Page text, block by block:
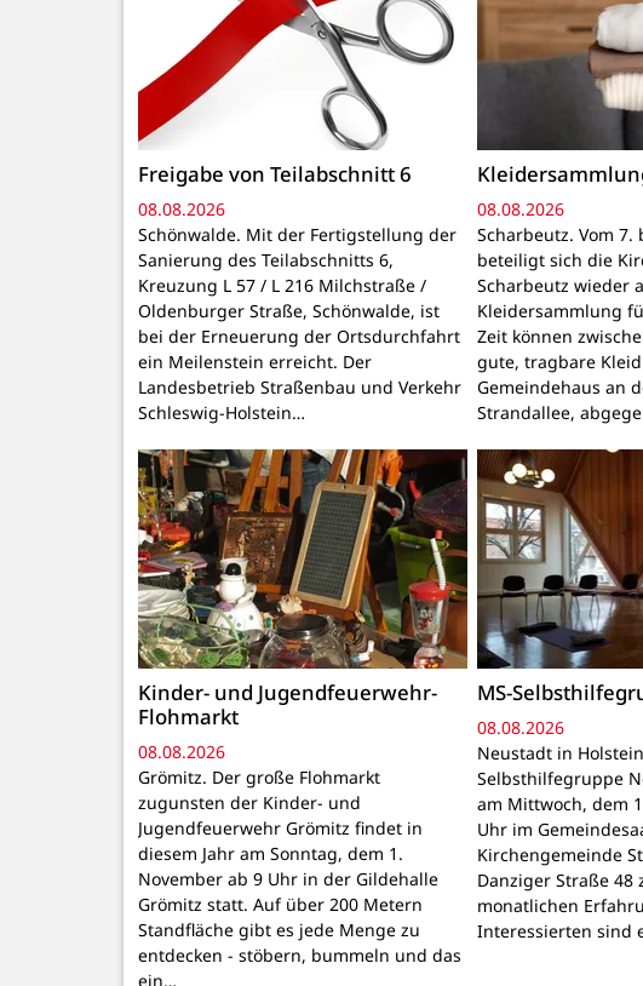
Freigabe von Teilabschnitt 6
08.08.2026
Schönwalde. Mit der Fertigstellung der
Sanierung des Teilabschnitts 6,
Kreuzung L 57 / L 216 Milchstraße /
Oldenburger Straße, Schönwalde, ist
bei der Erneuerung der Ortsdurchfahrt
ein Meilenstein erreicht. Der
Landesbetrieb Straßenbau und Verkehr
Schleswig-Holstein…
08.08.2026
Scharbeutz. Vom 7.
beteiligt sich die
Scharbeutz wieder
Kleidersammlung
Zeit können
gute, tragbare
Gemeindehaus an
Strandallee,
Kinder- und Jugendfeuerwehr-
Flohmarkt
08.08.2026
Grömitz. Der große Flohmarkt
zugunsten der Kinder- und
Jugendfeuerwehr Grömitz findet in
diesem Jahr am Sonntag, dem 1.
November ab 9 Uhr in der Gildehalle
Grömitz statt. Auf über 200 Metern
Standfläche gibt es jede Menge zu
entdecken - stöbern, bummeln und das
ein…
MS-
08.08.2026
Neustadt in
Selbsthilfegruppe
am Mittwoch, dem
Uhr im
Kirchengemeinde
Danziger Straße 48
monatlichen
Interessierten sind